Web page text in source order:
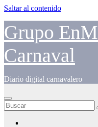
Saltar al contenido
Grupo
Carnaval
Diario digital carnavalero